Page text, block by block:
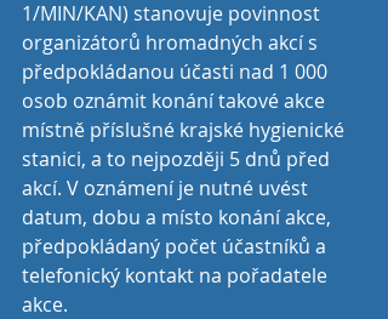
1/MIN/KAN) stanovuje povinnost
organizátorů hromadných akcí s
předpokládanou účasti nad 1 000
osob oznámit konání takové akce
místně příslušné krajské hygienické
stanici, a to nejpozději 5 dnů před
akcí. V oznámení je nutné uvést
datum, dobu a místo konání akce,
předpokládaný počet účastníků a
telefonický kontakt na pořadatele
akce.